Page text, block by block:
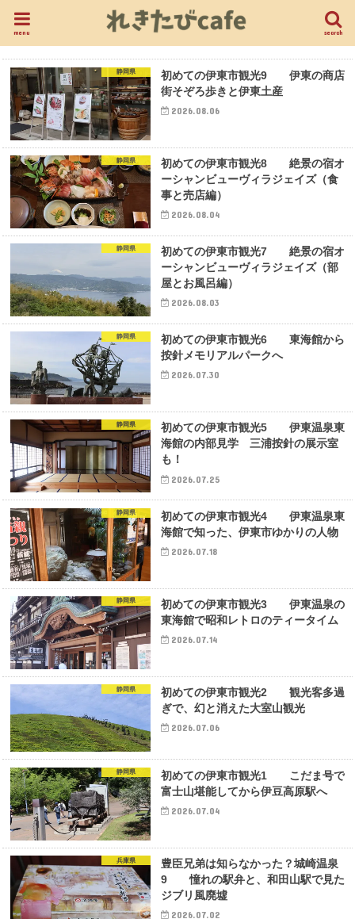
search
menu
静岡県
初めての伊東市観光9 伊東の商店
街そぞろ歩きと伊東土産
2026.08.06
静岡県
初めての伊東市観光8 絶景の宿オ
ーシャンビューヴィラジェイズ（食
事と売店編）
2026.08.04
静岡県
初めての伊東市観光7 絶景の宿オ
ーシャンビューヴィラジェイズ（部
屋とお風呂編）
2026.08.03
静岡県
初めての伊東市観光6 東海館から
按針メモリアルパークへ
2026.07.30
静岡県
初めての伊東市観光5 伊東温泉東
海館の内部見学 三浦按針の展示室
も！
2026.07.25
静岡県
初めての伊東市観光4 伊東温泉東
海館で知った、伊東市ゆかりの人物
2026.07.18
静岡県
初めての伊東市観光3 伊東温泉の
東海館で昭和レトロのティータイム
2026.07.14
静岡県
初めての伊東市観光2 観光客多過
ぎで、幻と消えた大室山観光
2026.07.06
静岡県
初めての伊東市観光1 こだま号で
富士山堪能してから伊豆高原駅へ
2026.07.04
兵庫県
豊臣兄弟は知らなかった？城崎温泉
9 憧れの駅弁と、和田山駅で見た
ジブリ風廃墟
2026.07.02